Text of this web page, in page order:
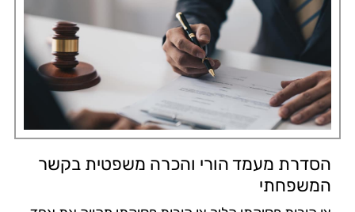
הסדרת מעמד הורי והכרה משפטית בקשר
המשפחתי